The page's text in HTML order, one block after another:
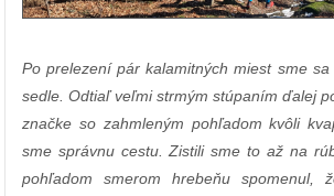
Po prelezení pár kalamitných miest sme sa
sedle. Odtiaľ veľmi strmým stúpaním ďalej
značke so zahmleným pohľadom kvôli
sme správnu cestu. Zistili sme to až na
pohľadom smerom hrebeňu spomenul,